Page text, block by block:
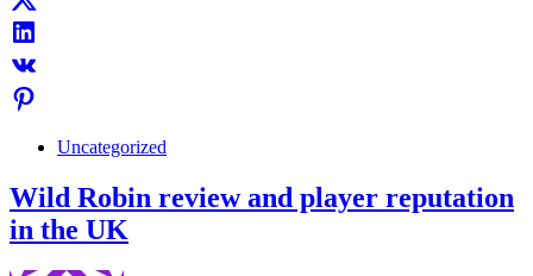
Uncategorized
Wild Robin review and player reputation
in the UK